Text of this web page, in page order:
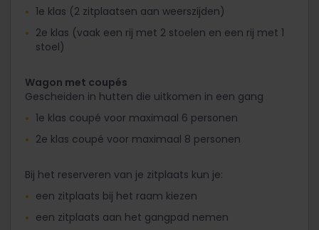
1e klas (2 zitplaatsen aan weerszijden)
2e klas (vaak een rij met 2 stoelen en een rij met 1
stoel)
Wagon met coupés
Gescheiden in hutten die uitkomen in een gang
1e klas coupé voor maximaal 6 personen
2e klas coupé voor maximaal 8 personen
Bij het reserveren van je zitplaats kun je:
een zitplaats bij het raam kiezen
een zitplaats aan het gangpad nemen